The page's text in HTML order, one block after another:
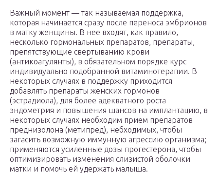
Важный момент — так называемая поддержка,
которая начинается сразу после переноса эмбрионов
в матку женщины. В нее входят, как правило,
несколько гормональных препаратов, препараты,
препятствующие свертыванию крови
(антикоагулянты), в обязательном порядке курс
индивидуально подобранной витаминотерапии. В
некоторых случаях в поддержку приходится
добавлять препараты женских гормонов
(эстрадиола), для более адекватного роста
эндометрия и повышения шансов на имплантацию, в
некоторых случаях необходим прием препаратов
преднизолона (метипред), небходимых, чтобы
загасить возможную иммунную агрессию организма;
применяются усиленные дозы прогестерона, чтобы
оптимизировать изменения слизистой оболочки
матки и помочь ей удержать малыша.